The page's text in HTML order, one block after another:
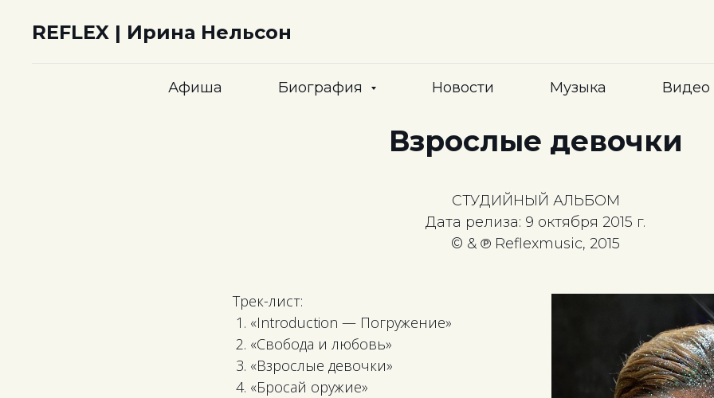
REFLEX | Ирина Нельсон
Афиша Биография Новости Музыка Видео
Взрослые девочки
СТУДИЙНЫЙ АЛЬБОМ
Дата релиза: 9 октября 2015 г.
© & ℗ Reflexmusic, 2015
Трек-лист:
«Introduction — Погружение»
«Свобода и любовь»
«Взрослые девочки»
«Бросай оружие»